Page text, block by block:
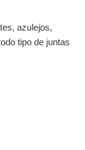
azulejos,
tipo de juntas